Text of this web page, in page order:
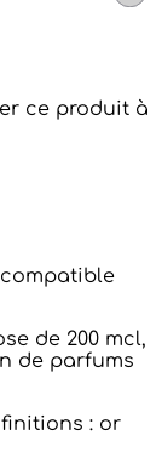
ce produit à
de 200 mcl,
de parfums
: or